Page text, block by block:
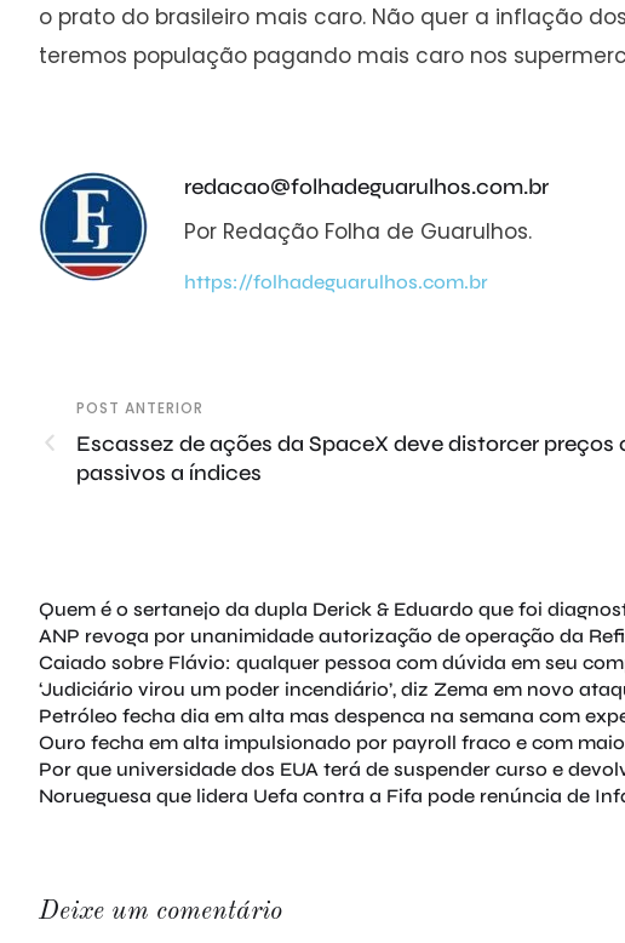
o prato do brasileiro mais caro. Não quer a inflação
teremos população pagando mais caro nos
redacao@folhadeguarulhos.com.br
Por Redação Folha de Guarulhos.
https://folhadeguarulhos.com.br
POST ANTERIOR
Escassez de ações da SpaceX deve distorcer
passivos a índices
Quem é o sertanejo da dupla Derick & Eduardo que foi
ANP revoga por unanimidade autorização de operação da
Caiado sobre Flávio: qualquer pessoa com dúvida em seu
‘Judiciário virou um poder incendiário’, diz Zema em novo
Petróleo fecha dia em alta mas despenca na semana com
Ouro fecha em alta impulsionado por payroll fraco e com
Por que universidade dos EUA terá de suspender curso e
Norueguesa que lidera Uefa contra a Fifa pode renúncia de
Deixe um comentário